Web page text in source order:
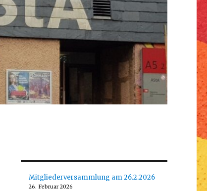
Mitgliederversammlung am 26.2.2026
26. Februar 2026